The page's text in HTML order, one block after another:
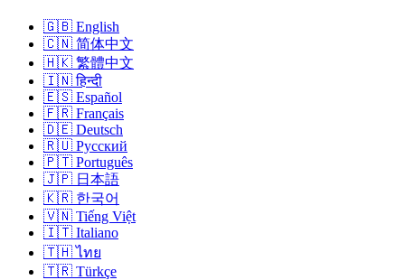
🇬🇧 English
🇨🇳 简体中文
🇭🇰 繁體中文
🇮🇳 हिन्दी
🇪🇸 Español
🇫🇷 Français
🇩🇪 Deutsch
🇷🇺 Русский
🇵🇹 Português
🇯🇵 日本語
🇰🇷 한국어
🇻🇳 Tiếng Việt
🇮🇹 Italiano
🇹🇭 ไทย
🇹🇷 Türkçe